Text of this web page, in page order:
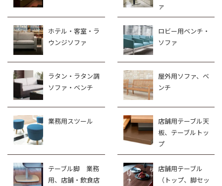
ァ
ホテル・客室・ラ
ウンジソファ
ロビー用ベンチ・
ソファ
ラタン・ラタン調
ソファ・ベンチ
屋外用ソファ、ベ
ンチ
業務用スツール
店舗用テーブル天
板、テーブルトッ
プ
テーブル脚 業務
用、店舗・飲食店
店舗用テーブル
（トップ、脚セッ